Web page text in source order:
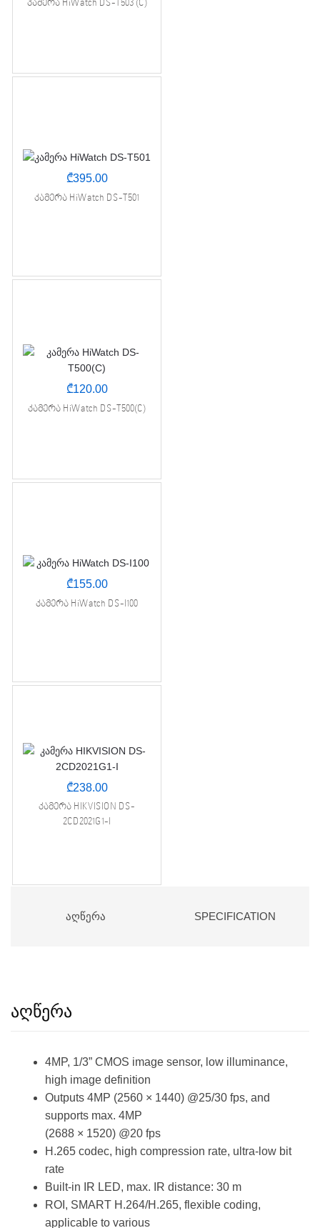
კამერა HiWatch DS-T503 (C)
₾395.00
კამერა HiWatch DS-T501
₾120.00
კამერა HiWatch DS-T500(C)
₾155.00
კამერა HiWatch DS-I100
₾238.00
კამერა HIKVISION DS-
2CD2021G1-I
ᲐᲦᲬᲔᲠᲐ SPECIFICATION
აღწერა
4MP, 1/3” CMOS image sensor, low illuminance,
high image definition
Outputs 4MP (2560 × 1440) @25/30 fps, and
supports max. 4MP
(2688 × 1520) @20 fps
H.265 codec, high compression rate, ultra-low bit
rate
Built-in IR LED, max. IR distance: 30 m
ROI, SMART H.264/H.265, flexible coding,
applicable to various